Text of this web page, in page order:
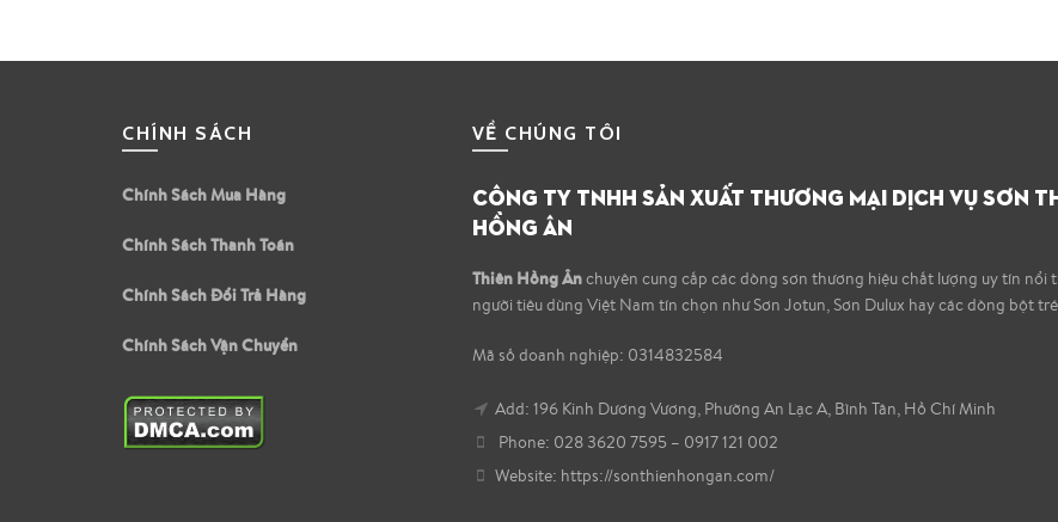
CHÍNH SÁCH
Chính Sách Mua Hàng
Chính Sách Thanh Toán
Chính Sách Đổi Trả Hàng
Chính Sách Vận Chuyển
VỀ CHÚNG TÔI
CÔNG TY TNHH SẢN XUẤT THƯƠNG MẠI DỊCH VỤ SƠN
HỒNG ÂN
Thiên Hồng Ânchuyên cung cấp các dòng sơn thương hiệu chất lượng uy tín nổi
người tiêu dùng Việt Nam tín chọn như Sơn Jotun, Sơn Dulux hay các dòng bột
Mã số doanh nghiệp: 0314832584
Add: 196 Kinh Dương Vương, Phường An Lạc A, Bình Tân, Hồ Chí Minh
Phone: 028 3620 7595 – 0917 121 002
Website: https://sonthienhongan.com/